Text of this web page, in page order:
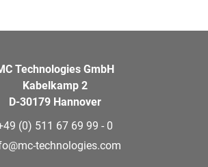
Technologies GmbH
Kabelkamp 2
D-30179 Hannover
(0) 511 67 69 99 - 0
technologies.com